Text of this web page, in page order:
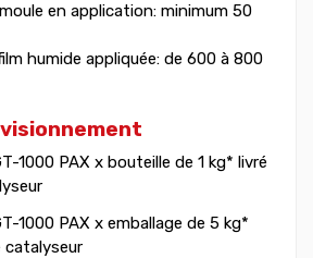
en application: minimum 50
humide appliquée: de 600 à 800
1000 PAX x bouteille de 1 kg* livré
1000 PAX x emballage de 5 kg*
catalyseur